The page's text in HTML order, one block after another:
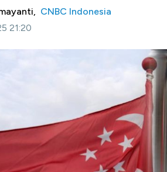
CNBC Indonesia
21:20